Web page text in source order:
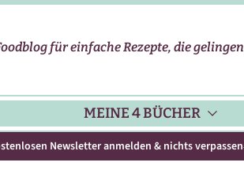
für einfache Rezepte, die gelingen
MEINE 4 BÜCHER
Newsletter anmelden & nichts verpassen